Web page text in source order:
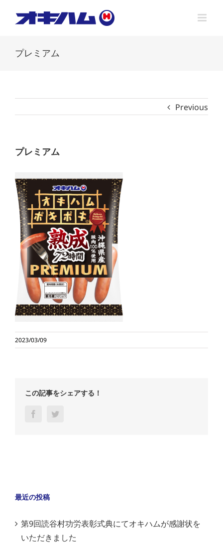
プレミアム
Previous
プレミアム
2023/03/09
この記事をシェアする！
Facebook
最近の投稿
第9回読谷村功労表彰式典にてオキハムが感謝状を
いただきました